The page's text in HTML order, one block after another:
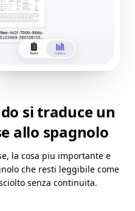
si traduce un
allo spagnolo
la cosa piu importante e
che resti leggibile come
senza continuita.